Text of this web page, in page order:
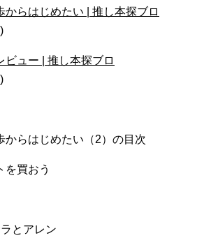
からはじめたい | 推し本探ブロ
ビュー | 推し本探ブロ
からはじめたい（2）の目次
を買おう
とアレン